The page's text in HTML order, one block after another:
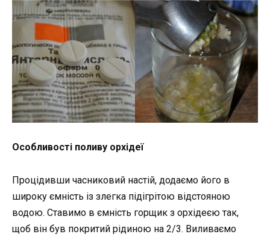
Особливості поливу орхідеї
Процідивши часниковий настій, додаємо його в
широку ємність із злегка підігрітою відстояною
водою. Ставимо в ємність горщик з орхідеєю так,
щоб він був покритий рідиною на 2/3. Виливаємо